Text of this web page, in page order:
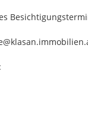
möglich.
ist ideal:
Bärnbach bietet
die mobil
und Fachärzte
eine umfassende